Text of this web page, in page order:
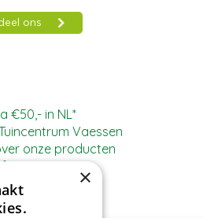
€50,- in NL*
Vaessen
onze producten
met Riverty ×